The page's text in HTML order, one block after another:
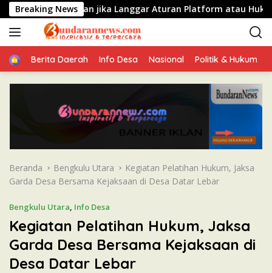
a
g
u
Breaking News
Diturunkan jika Langgar Aturan Platform atau Hukum
HomeBerita Daerah Info Desa Nasional Politik & Hukum
Beranda Bengkulu Utara
Kegiatan Pelatihan Hukum, Jaksa
Garda Desa Bersama Kejaksaan di Desa Datar Lebar
Bengkulu Utara, Info Desa
Kegiatan Pelatihan Hukum, Jaksa
Garda Desa Bersama Kejaksaan di
Desa Datar Lebar